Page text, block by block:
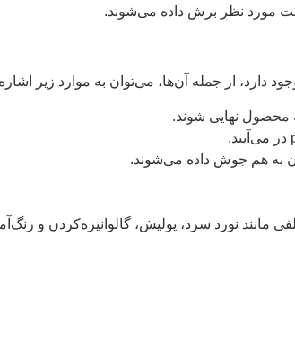
مورد نظر برش داده می‌شوند.
دارد، از جمله آن‌ها، می‌توان به موارد زیر
محصول نهایی شوند.
به هم جوش داده می‌شوند.
نورد سرد، پولیش، گالوانیزه‌کردن و